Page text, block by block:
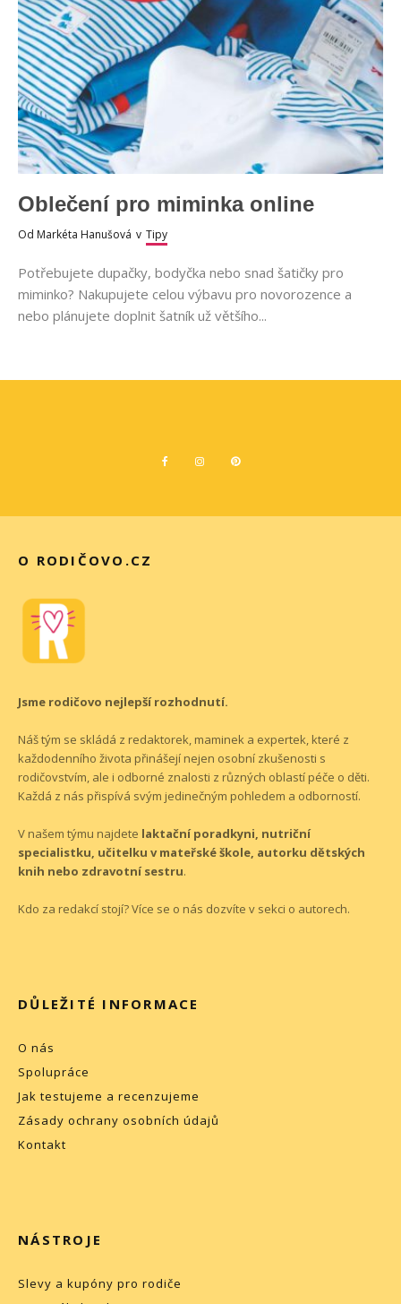
Oblečení pro miminka online
Od Markéta Hanušová v Tipy
Potřebujete dupačky, bodyčka nebo snad šatičky pro
miminko? Nakupujete celou výbavu pro novorozence a
nebo plánujete doplnit šatník už většího...
O RODIČOVO.CZ
Jsme rodičovo nejlepší rozhodnutí.
Náš tým se skládá z redaktorek, maminek a expertek, které z
každodenního života přinášejí nejen osobní zkušenosti s
rodičovstvím, ale i odborné znalosti z různých oblastí péče o děti.
Každá z nás přispívá svým jedinečným pohledem a odborností.
V našem týmu najdete laktační poradkyni, nutriční
specialistku, učitelku v mateřské škole, autorku dětských
knih nebo zdravotní sestru.
Kdo za redakcí stojí? Více se o nás dozvíte v sekci o autorech.
DŮLEŽITÉ INFORMACE
O nás
Spolupráce
Jak testujeme a recenzujeme
Zásady ochrany osobních údajů
Kontakt
NÁSTROJE
Slevy a kupóny pro rodiče